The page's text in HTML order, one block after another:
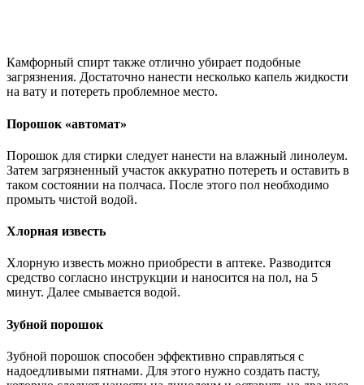
Камфорный спирт также отлично убирает подобные
загрязнения. Достаточно нанести несколько капель жидкости
на вату и потереть проблемное место.
Порошок «автомат»
Порошок для стирки следует нанести на влажный линолеум.
Затем загрязненный участок аккуратно потереть и оставить в
таком состоянии на полчаса. После этого пол необходимо
промыть чистой водой.
Хлорная известь
Хлорную известь можно приобрести в аптеке. Разводится
средство согласно инструкции и наносится на пол, на 5
минут. Далее смывается водой.
Зубной порошок
Зубной порошок способен эффективно справляться с
надоедливыми пятнами. Для этого нужно создать пасту,